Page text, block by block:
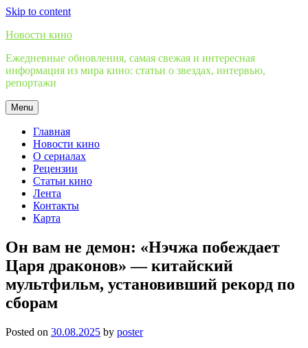
Skip to content
Новости кино
Ежедневные обновления, самая свежая и интересная
информация из мира кино: статьи о звездах, интервью,
репортажи
Menu
Главная
Новости кино
О сериалах
Рецензии
Статьи кино
Лента
Контакты
Карта
Он вам не демон: «Нэчжа побеждает
Царя драконов» — китайский
мультфильм, установивший рекорд по
сборам
Posted on 30.08.2025 by poster